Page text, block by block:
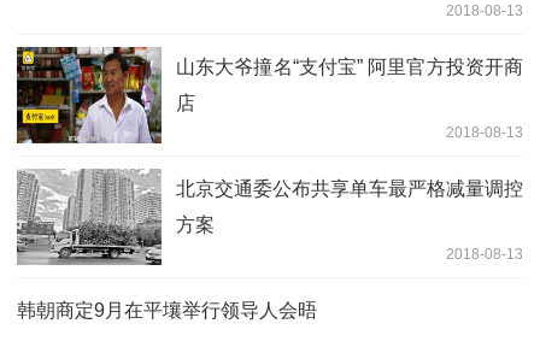
2018-08-13
山东大爷撞名“支付宝” 阿里官方投资开商
店
2018-08-13
北京交通委公布共享单车最严格减量调控
方案
2018-08-13
韩朝商定9月在平壤举行领导人会晤